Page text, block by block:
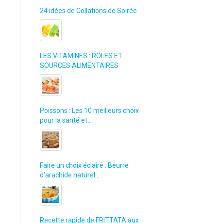
24 idées de Collations de Soirée
LES VITAMINES : RÔLES ET
SOURCES ALIMENTAIRES
Poissons : Les 10 meilleurs choix
pour la santé et…
Faire un choix éclairé : Beurre
d’arachide naturel…
Recette rapide de FRITTATA aux